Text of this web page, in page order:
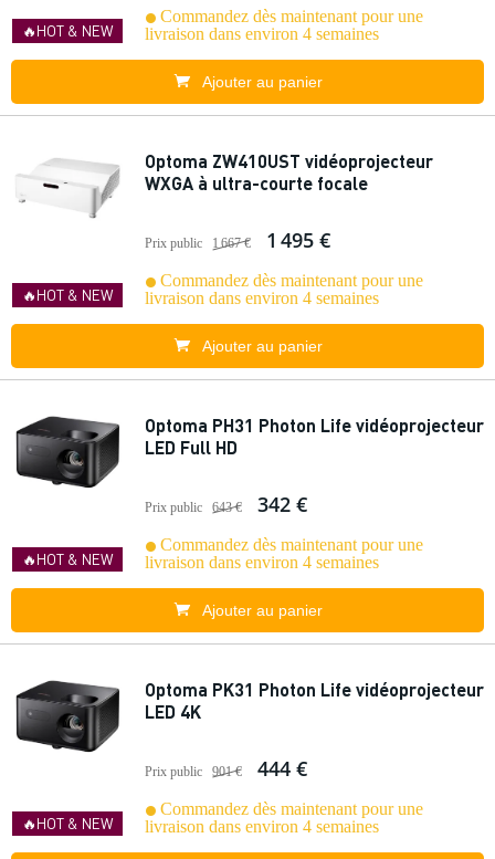
🔥HOT & NEW
Commandez dès maintenant pour une
livraison dans environ 4 semaines
Ajouter au panier
🔥HOT & NEW
Optoma ZW410UST vidéoprojecteur
WXGA à ultra-courte focale
Prix public 1 667 € 1 495 €
Commandez dès maintenant pour une
livraison dans environ 4 semaines
Ajouter au panier
🔥HOT & NEW
Optoma PH31 Photon Life vidéoprojecteur
LED Full HD
Prix public 643 € 342 €
Commandez dès maintenant pour une
livraison dans environ 4 semaines
Ajouter au panier
🔥HOT & NEW
Optoma PK31 Photon Life vidéoprojecteur
LED 4K
Prix public 901 € 444 €
Commandez dès maintenant pour une
livraison dans environ 4 semaines